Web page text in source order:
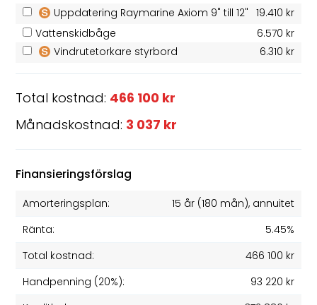
Uppdatering Raymarine Axiom 9" till 12" 19.410 kr
Vattenskidbåge
6.570 kr
Vindrutetorkare styrbord
6.310 kr
Total kostnad: 466 100 kr
Månadskostnad: 3 037 kr
Finansieringsförslag
Amorteringsplan: 15 år(180 mån), annuitet
Ränta:
5.45%
Total kostnad:
466 100 kr
Handpenning (20%):
93 220 kr